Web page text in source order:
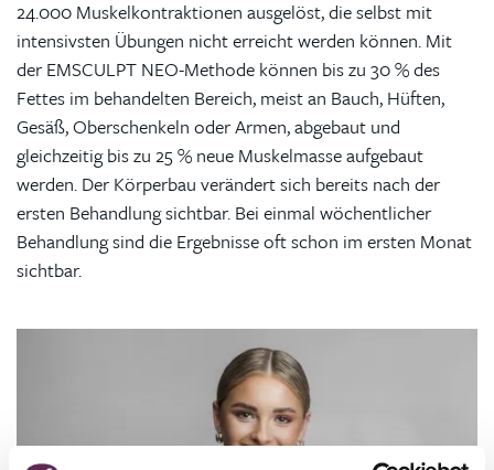
24.000 Muskelkontraktionen ausgelöst, die selbst mit
intensivsten Übungen nicht erreicht werden können. Mit
der EMSCULPT NEO-Methode können bis zu 30 % des
Fettes im behandelten Bereich, meist an Bauch, Hüften,
Gesäß, Oberschenkeln oder Armen, abgebaut und
gleichzeitig bis zu 25 % neue Muskelmasse aufgebaut
werden. Der Körperbau verändert sich bereits nach der
ersten Behandlung sichtbar. Bei einmal wöchentlicher
Behandlung sind die Ergebnisse oft schon im ersten Monat
sichtbar.